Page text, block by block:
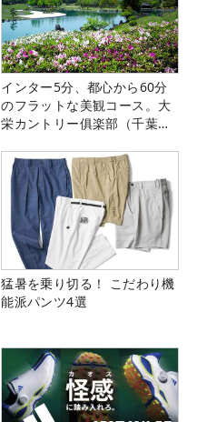
インター5分、都心から60分
のフラットな美観コース。大
栄カントリー俱楽部（千葉
猛暑を乗り切る！ こだわり機
能派パンツ4選